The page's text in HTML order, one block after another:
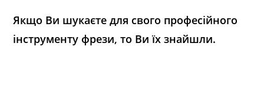
Якщо Ви шукаєте для свого професійного
інструменту фрези, то Ви їх знайшли.